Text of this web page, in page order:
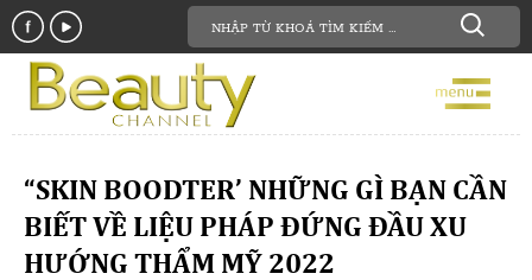
“SKIN BOODTER’ NHỮNG GÌ BẠN CẦN
BIẾT VỀ LIỆU PHÁP ĐỨNG ĐẦU XU
HƯỚNG THẨM MỸ 2022